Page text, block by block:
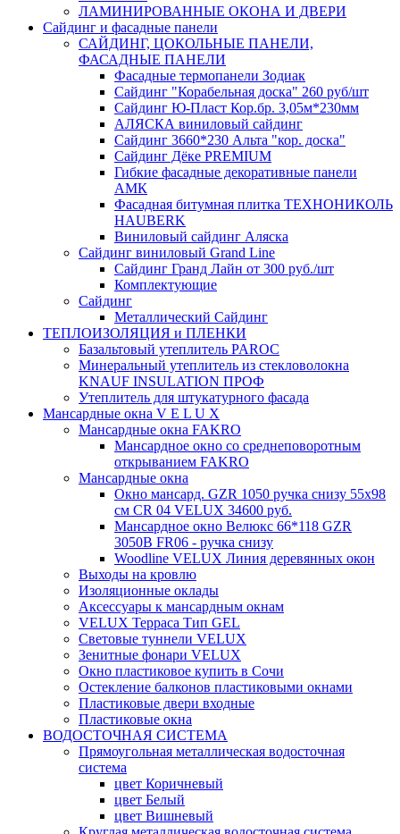
ЛАМИНИРОВАННЫЕ ОКОНА И ДВЕРИ
Сайдинг и фасадные панели
САЙДИНГ, ЦОКОЛЬНЫЕ ПАНЕЛИ,
ФАСАДНЫЕ ПАНЕЛИ
Фасадные термопанели Зодиак
Сайдинг "Корабельная доска" 260 руб/шт
Сайдинг Ю-Пласт Кор.бр. 3,05м*230мм
АЛЯСКА виниловый сайдинг
Сайдинг 3660*230 Альта "кор. доска"
Сайдинг Дёке PREMIUM
Гибкие фасадные декоративные панели
АМК
Фасадная битумная плитка ТЕХНОНИКОЛЬ
HAUBERK
Виниловый сайдинг Аляска
Сайдинг виниловый Grand Line
Сайдинг Гранд Лайн от 300 руб./шт
Комплектующие
Сайдинг
Металлический Сайдинг
ТЕПЛОИЗОЛЯЦИЯ и ПЛЕНКИ
Базальтовый утеплитель PAROC
Минеральный утеплитель из стекловолокна
KNAUF INSULATION ПРОФ
Утеплитель для штукатурного фасада
Мансардные окна V E L U X
Мансардные окна FAKRO
Мансардное окно со среднеповоротным
открыванием FAKRO
Мансардные окна
Окно мансард. GZR 1050 ручка снизу 55х98
см CR 04 VELUX 34600 руб.
Мансардное окно Велюкс 66*118 GZR
3050B FR06 - ручка снизу
Woodline VELUX Линия деревянных окон
Выходы на кровлю
Изоляционные оклады
Аксессуары к мансардным окнам
VELUX Терраса Тип GEL
Световые туннели VELUX
Зенитные фонари VELUX
Окно пластиковое купить в Сочи
Остекление балконов пластиковыми окнами
Пластиковые двери входные
Пластиковые окна
ВОДОСТОЧНАЯ СИСТЕМА
Прямоугольная металлическая водосточная
система
цвет Коричневый
цвет Белый
цвет Вишневый